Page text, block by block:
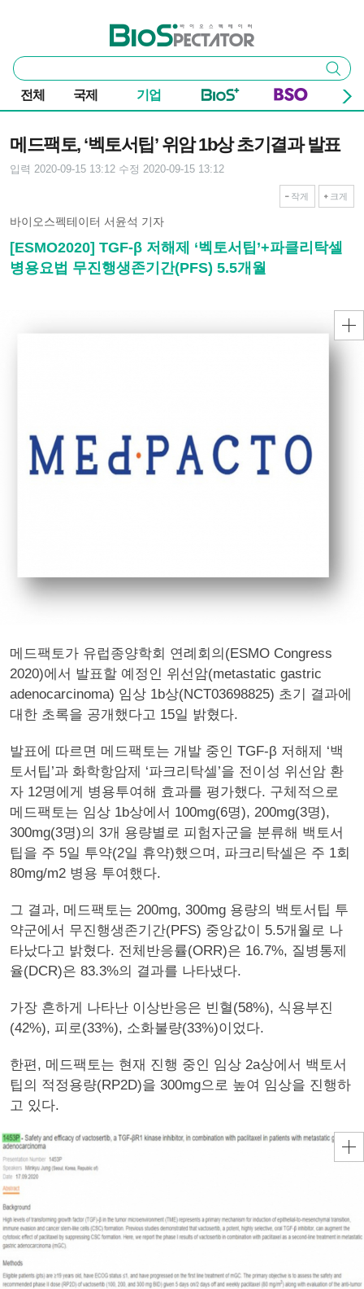
바이오스펙테이터
통
합
검
색
검색
전체 국제 기업
메드팩토, ‘벡토서팁’ 위암 1b상 초기결과 발표
입력 2020-09-15 13:12 수정 2020-09-15 13:12
작게 크게
바이오스펙테이터 서윤석 기자
[ESMO2020] TGF-β 저해제 ‘벡토서팁’+파클리탁셀
병용요법 무진행생존기간(PFS) 5.5개월
메드팩토가 유럽종양학회 연례회의(ESMO Congress
2020)에서 발표할 예정인 위선암(metastatic gastric
adenocarcinoma) 임상 1b상(NCT03698825) 초기 결과에
대한 초록을 공개했다고 15일 밝혔다.
발표에 따르면 메드팩토는 개발 중인 TGF-β 저해제 ‘백
토서팁’과 화학항암제 ‘파크리탁셀’을 전이성 위선암 환
자 12명에게 병용투여해 효과를 평가했다. 구체적으로
메드팩토는 임상 1b상에서 100mg(6명), 200mg(3명),
300mg(3명)의 3개 용량별로 피험자군을 분류해 백토서
팁을 주 5일 투약(2일 휴약)했으며, 파크리탁셀은 주 1회
80mg/m2 병용 투여했다.
그 결과, 메드팩토는 200mg, 300mg 용량의 백토서팁 투
약군에서 무진행생존기간(PFS) 중앙값이 5.5개월로 나
타났다고 밝혔다. 전체반응률(ORR)은 16.7%, 질병통제
율(DCR)은 83.3%의 결과를 나타냈다.
가장 흔하게 나타난 이상반응은 빈혈(58%), 식용부진
(42%), 피로(33%), 소화불량(33%)이었다.
한편, 메드팩토는 현재 진행 중인 임상 2a상에서 백토서
팁의 적정용량(RP2D)을 300mg으로 높여 임상을 진행하
고 있다.